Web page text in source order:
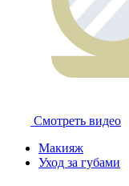
Смотреть видео
Макияж
Уход за губами